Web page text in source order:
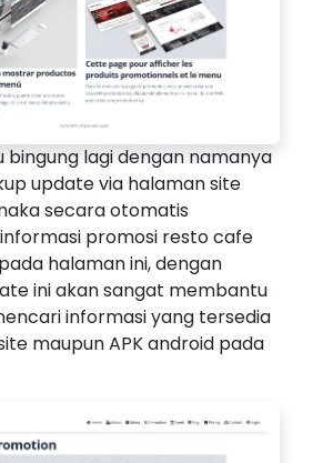
bingung lagi dengan namanya
update via halaman site
secara otomatis
promosi resto cafe
halaman ini, dengan
ini akan sangat membantu
informasi yang tersedia
maupun APK android pada